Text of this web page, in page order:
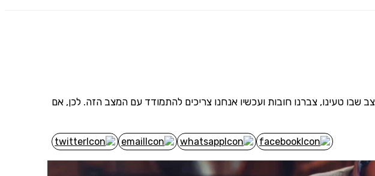
שבו טעינו, צברנו חובות ועכשיו אנחנו צריכים להתמודד עם המצב הזה. לכן, אם